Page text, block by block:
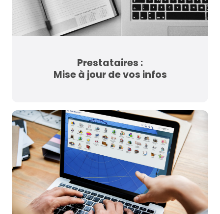
Prestataires :
Mise à jour de vos infos